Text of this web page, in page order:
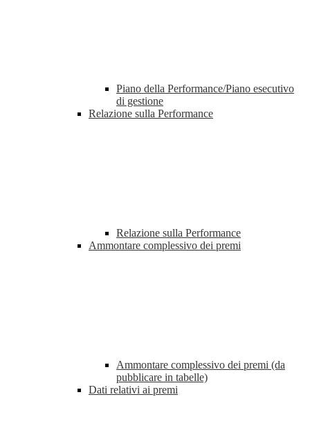
Piano della Performance/Piano esecutivo
di gestione
Relazione sulla Performance
Relazione sulla Performance
Ammontare complessivo dei premi
Ammontare complessivo dei premi (da
pubblicare in tabelle)
Dati relativi ai premi